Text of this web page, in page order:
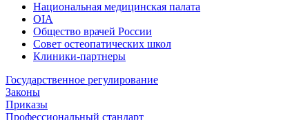
Национальная медицинская палата
OIA
Общество врачей России
Совет остеопатических школ
Клиники-партнеры
Государственное регулирование
Законы
Приказы
Профессиональный стандарт